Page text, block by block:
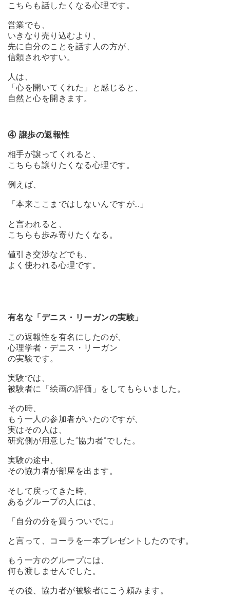
こちらも話したくなる心理です。
営業でも、
いきなり売り込むより、
先に自分のことを話す人の方が、
信頼されやすい。
人は、
「心を開いてくれた」と感じると、
自然と心を開きます。
④ 譲歩の返報性
相手が譲ってくれると、
こちらも譲りたくなる心理です。
例えば、
「本来ここまではしないんですが…」
と言われると、
こちらも歩み寄りたくなる。
値引き交渉などでも、
よく使われる心理です。
有名な「デニス・リーガンの実験」
この返報性を有名にしたのが、
心理学者・デニス・リーガン
の実験です。
実験では、
被験者に「絵画の評価」をしてもらいました。
その時、
もう一人の参加者がいたのですが、
実はその人は、
研究側が用意した“協力者”でした。
実験の途中、
その協力者が部屋を出ます。
そして戻ってきた時、
あるグループの人には、
「自分の分を買うついでに」
と言って、コーラを一本プレゼントしたのです。
もう一方のグループには、
何も渡しませんでした。
その後、協力者が被験者にこう頼みます。